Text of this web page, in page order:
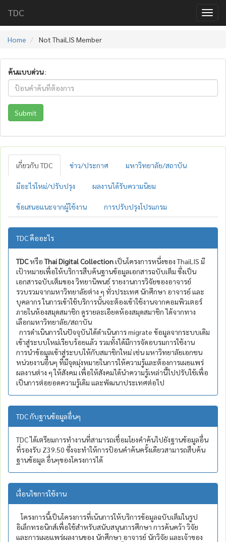
TDC
Home Not ThaiLIS Member
ค้นแบบด่วน:
Submit
เกี่ยวกับ TDC ข่าว/ประกาศ มหาวิทยาลัย/สถาบัน
มีอะไรใหม่/ปรับปรุง ผลงานได้รับความนิยม
ข้อเสนอแนะจากผู้ใช้งาน การปรับปรุงโปรแกรม
TDC คืออะไร
TDCหรือThai Digital Collectionเป็นโครงการหนึ่งของ ThaiLIS มี
เป้าหมายเพื่อให้บริการสืบค้นฐานข้อมูลเอกสารฉบับเต็ม ซึ่งเป็น
เอกสารฉบับเต็มของ วิทยานิพนธ์ รายงานการวิจัยของอาจารย์
รวบรวมจากมหาวิทยาลัยต่าง ๆ ทั่วประเทศ นักศึกษา อาจารย์ และ
บุคลากร ในการเข้าใช้บริการนั้นจะต้องเข้าใช้งานจากคอมพิวเตอร์
ภายในห้องสมุดสมาชิก ดูรายละเอียดห้องสมุดสมาชิก ได้จากทาง
เลือกมหาวิทยาลัย/สถาบัน
การดำเนินการในปัจจุบันได้ดำเนินการ migrate ข้อมูลจากระบบเดิม
เข้าสู่ระบบใหม่เรียบร้อยแล้ว รวมทั้งได้มีการจัดอบรมการใช้งาน
การนำข้อมูลเข้าสู่ระบบให้กับสมาชิกใหม่ เช่น มหาวิทยาลัยเอกชน
หน่วยงานอื่นๆ ที่มีจุดมุ่งหมายในการให้ความรู้และต้องการเผยแพร่
ผลงานต่าง ๆ ให้สังคม เพื่อให้สังคมได้นำความรู้เหล่านี้ไปปรับใช้เพื่อ
เป็นการต่อยอดความรู้เดิม และพัฒนาประเทศต่อไป
TDC กับฐานข้อมูลอื่นๆ
TDC ได้เตรียมการทำงานที่สามารถเชื่อมโยงคำค้นไปยังฐานข้อมูลอื่น
ที่รองรับ Z39.50 ซึ่งจะทำให้การป้อนคำค้นครั้งเดียวสามารถสืบค้น
ฐานข้อมูล อื่นๆของโครงการได้
เงื่อนไขการใช้งาน
โครงการนี้เป็นโครงการที่เน้นการให้บริการข้อมูลฉบับเต็มในรูป
อิเล็กทรอนิกส์เพื่อใช้สำหรับสนับสนุนการศึกษา การค้นคว้า วิจัย
และการเผยแพร่ผลงานของ นักศึกษา อาจารย์ นักวิจัย และเจ้าของ